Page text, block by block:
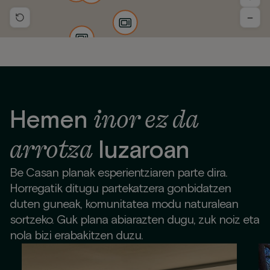
−
Hemen inor ez da
arrotzaluzaroan
Be Casan planak esperientziaren parte dira.
Horregatik ditugu partekatzera gonbidatzen
duten guneak, komunitatea modu naturalean
sortzeko. Guk plana abiarazten dugu, zuk noiz eta
nola bizi erabakitzen duzu.